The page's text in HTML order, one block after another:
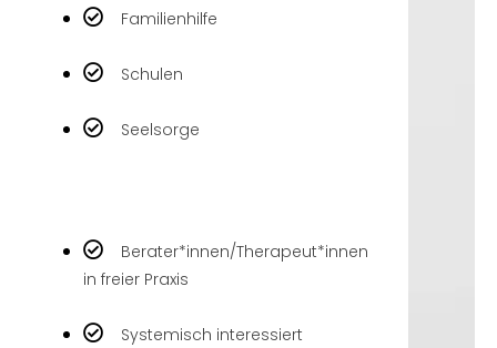
Familienhilfe
Schulen
Seelsorge
Berater*innen/Therapeut*innen
in freier Praxis
Systemisch interessiert